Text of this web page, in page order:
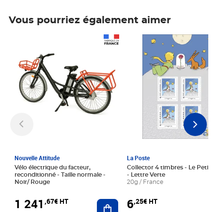
Vous pourriez également aimer
Nouvelle Attitude
Vélo électrique du facteur,
reconditionné - Taille normale -
Noir/ Rouge
1 241 ,67€ HT Ajouter au panier
La Poste
Collector 4 timbres - Le Petit
- Lettre Verte
20g / France
6,25€ HT
Prix 6,25€ HT